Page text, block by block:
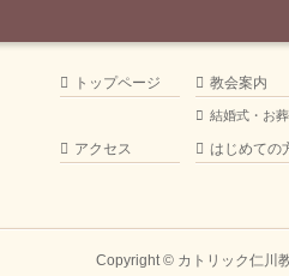
トップページ 教会案内
結婚式・お
アクセス はじめての
Copyright © カトリック仁川